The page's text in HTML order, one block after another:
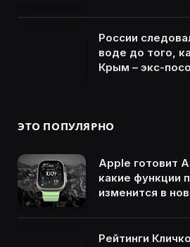
России
воде до того,
Крым – экс-
ЭТО ПОПУЛЯРНО
Apple готовит
какие функции
изменится в
Рейтинги